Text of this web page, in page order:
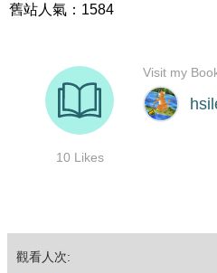
舊站人氣：1584
觀看人次: